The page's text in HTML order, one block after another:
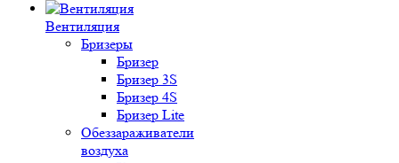
Вентиляция
Бризеры
Бризер
Бризер 3S
Бризер 4S
Бризер Lite
Обеззараживатели
воздуха